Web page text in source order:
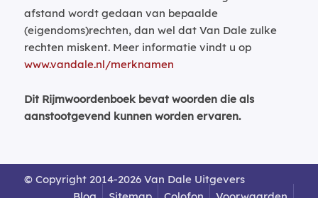
afstand wordt gedaan van bepaalde
(eigendoms)rechten, dan wel dat Van Dale zulke
rechten miskent. Meer informatie vindt u op
www.vandale.nl/merknamen
Dit Rijmwoordenboek bevat woorden die als
aanstootgevend kunnen worden ervaren.
© Copyright 2014-2026 Van Dale Uitgevers